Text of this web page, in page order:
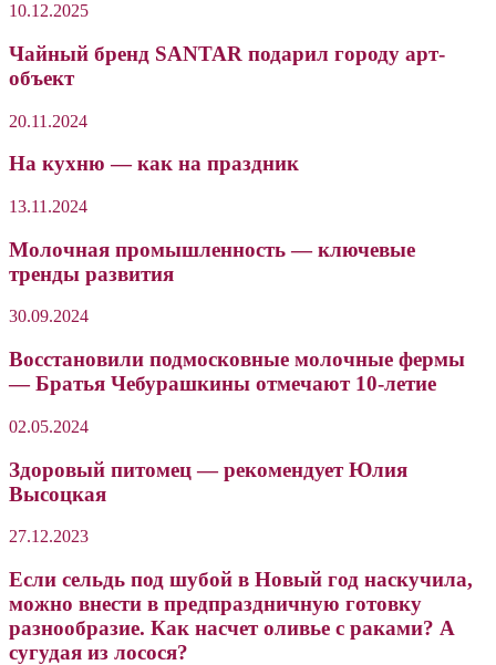
10.12.2025
Чайный бренд SANTAR подарил городу арт-
объект
20.11.2024
На кухню — как на праздник
13.11.2024
Молочная промышленность — ключевые
тренды развития
30.09.2024
Восстановили подмосковные молочные фермы
— Братья Чебурашкины отмечают 10-летие
02.05.2024
Здоровый питомец — рекомендует Юлия
Высоцкая
27.12.2023
Если сельдь под шубой в Новый год наскучила,
можно внести в предпраздничную готовку
разнообразие. Как насчет оливье с раками? А
сугудая из лосося?